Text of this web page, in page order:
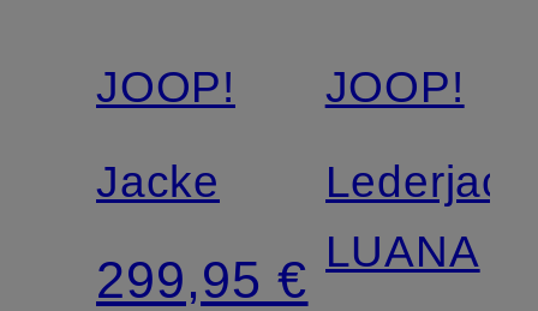
JOOP!
Jacke
299,95 €
JOOP!
LUANA